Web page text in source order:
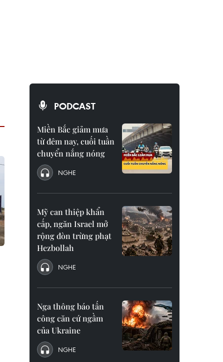
PODCAST
Miền Bắc giảm mưa
từ đêm nay, cuối tuần
chuyển nắng nóng
NGHE
Mỹ can thiệp khẩn
cấp, ngăn Israel mở
rộng đòn trừng phạt
Hezbollah
NGHE
Nga thông báo tấn
công căn cứ ngầm
của Ukraine
NGHE